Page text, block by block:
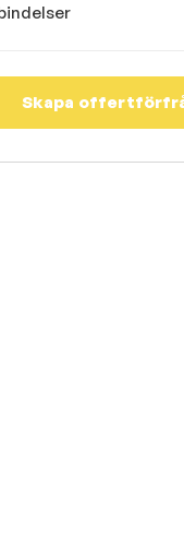
Skapa